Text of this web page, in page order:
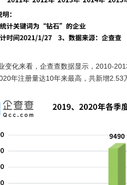
变化来看，企查查数据显示，2010-
年注册量达10年来最高，共新增2.53